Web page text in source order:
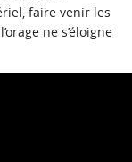
faire venir les
ne s’éloigne